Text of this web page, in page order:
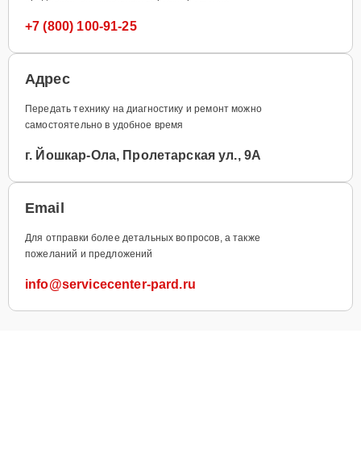
+7 (800) 100-91-25
Адрес
Передать технику на диагностику и ремонт можно
самостоятельно в удобное время
г. Йошкар-Ола, Пролетарская ул., 9А
Email
Для отправки более детальных вопросов, а также
пожеланий и предложений
info@servicecenter-pard.ru